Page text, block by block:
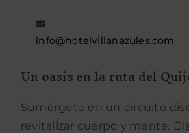
info@hotelvillanazules.com
Un oasis en la ruta del
Sumérgete en un circuito
revitalizar cuerpo y mente.